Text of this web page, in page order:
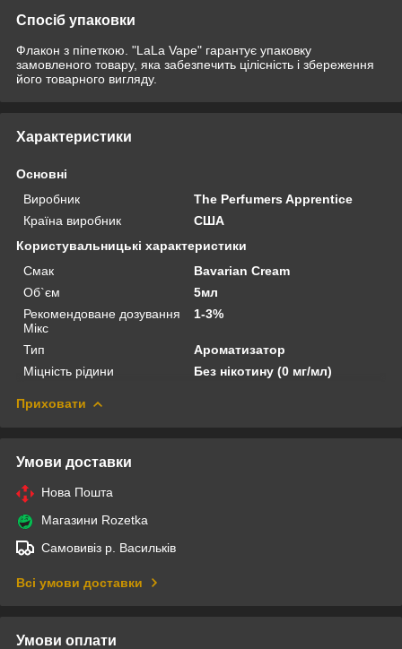
Спосіб упаковки
Флакон з піпеткою. "LaLa Vape" гарантує упаковку
замовленого товару, яка забезпечить цілісність і збереження
його товарного вигляду.
Характеристики
Основні
Виробник
The Perfumers Apprentice
Країна виробник
США
Користувальницькі характеристики
Смак
Bavarian Cream
Об`єм
5мл
Рекомендоване дозування
Мікс
1-3%
Тип
Ароматизатор
Міцність рідини
Без нікотину (0 мг/мл)
Приховати
Умови доставки
Нова Пошта
Магазини Rozetka
Самовивіз р. Васильків
Всі умови доставки
Умови оплати